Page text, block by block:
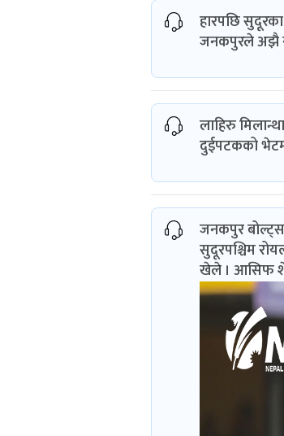
हारपछि
जनकपुरले अझै
लाहिरु
दुईपटकको
जनकपुर बोल्ट्स
सुदूरपश्चिम
खेले । आसिफ